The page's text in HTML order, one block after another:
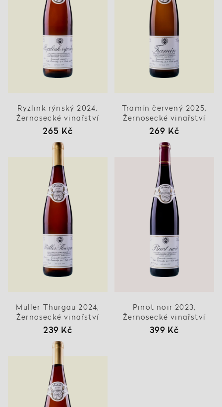
Ryzlink rýnský 2024,
Žernosecké vinařství
265 Kč
Tramín červený 2025,
Žernosecké vinařství
269 Kč
Müller Thurgau 2024,
Žernosecké vinařství
239 Kč
Pinot noir 2023,
Žernosecké vinařství
399 Kč